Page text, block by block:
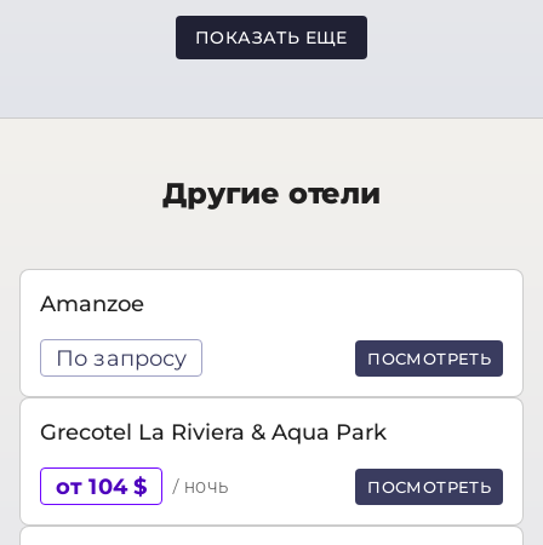
ПОКАЗАТЬ ЕЩЕ
Другие отели
Amanzoe
По запросу ПОСМОТРЕТЬ
Grecotel La Riviera & Aqua Park
от 104 $ / ночь ПОСМОТРЕТЬ